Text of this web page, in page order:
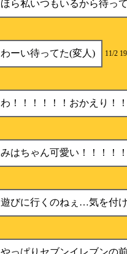
ほら私いつもいるから待っ
わーい待ってた(変人) 11/2
わ！！！！！！おかえり！
みはちゃん可愛い！！！！
遊びに行くのねぇ…気を付
やっぱりセブンイレブンの